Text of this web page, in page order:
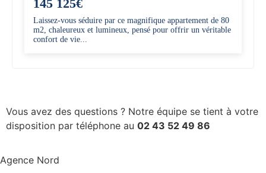
145 125€
Laissez-vous séduire par ce magnifique appartement de 80
m2, chaleureux et lumineux, pensé pour offrir un véritable
confort de vie...
Vous avez des questions ? Notre équipe se tient à votre
disposition par téléphone au 02 43 52 49 86
Agence Nord